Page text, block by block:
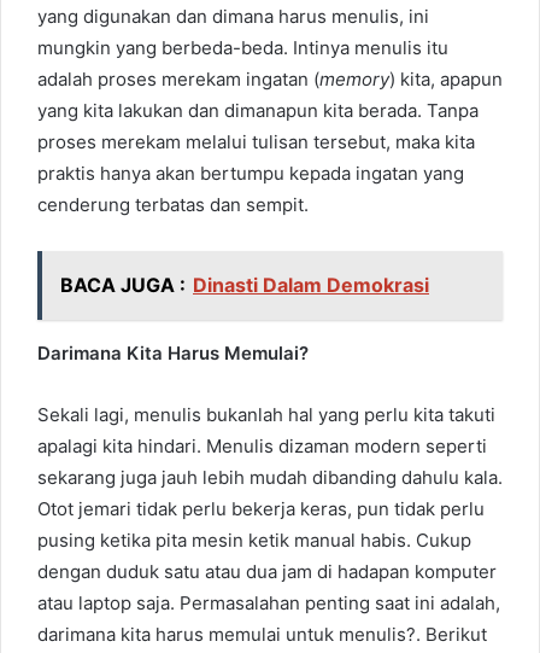
yang digunakan dan dimana harus menulis, ini
mungkin yang berbeda-beda. Intinya menulis itu
adalah proses merekam ingatan (memory) kita, apapun
yang kita lakukan dan dimanapun kita berada. Tanpa
proses merekam melalui tulisan tersebut, maka kita
praktis hanya akan bertumpu kepada ingatan yang
cenderung terbatas dan sempit.
BACA JUGA : Dinasti Dalam Demokrasi
Darimana Kita Harus Memulai?
Sekali lagi, menulis bukanlah hal yang perlu kita takuti
apalagi kita hindari. Menulis dizaman modern seperti
sekarang juga jauh lebih mudah dibanding dahulu kala.
Otot jemari tidak perlu bekerja keras, pun tidak perlu
pusing ketika pita mesin ketik manual habis. Cukup
dengan duduk satu atau dua jam di hadapan komputer
atau laptop saja. Permasalahan penting saat ini adalah,
darimana kita harus memulai untuk menulis?. Berikut